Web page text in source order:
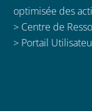
optimisée des
> Centre de
> Portail